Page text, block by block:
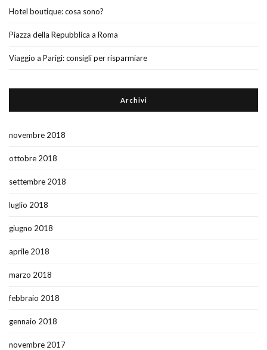
Hotel boutique: cosa sono?
Piazza della Repubblica a Roma
Viaggio a Parigi: consigli per risparmiare
Archivi
novembre 2018
ottobre 2018
settembre 2018
luglio 2018
giugno 2018
aprile 2018
marzo 2018
febbraio 2018
gennaio 2018
novembre 2017